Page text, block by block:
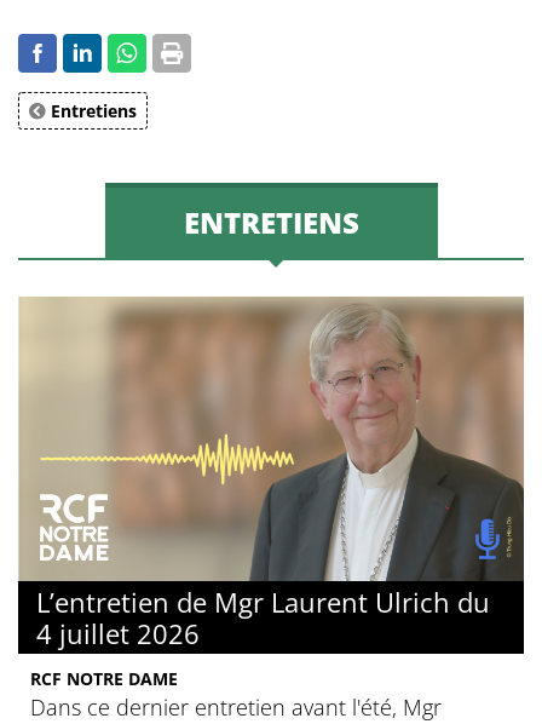
Entretiens
ENTRETIENS
L’entretien de Mgr Laurent Ulrich du
4 juillet 2026
RCF NOTRE DAME
Dans ce dernier entretien avant l'été, Mgr